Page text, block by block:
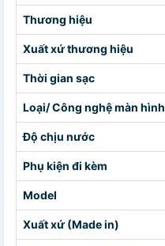
Thương hiệu
Xuất xứ thương hiệu
Thời gian sạc
Loại/ Công nghệ màn hình
Độ chịu nước
Phụ kiện đi kèm
Model
Xuất xứ (Made in)